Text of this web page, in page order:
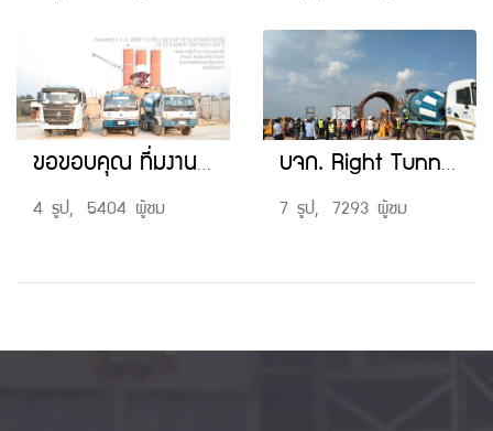
ขอขอบคุณ ที่มงาน แทรกโก้ คอนกรีต ที่ให้ความไว้วางใจ ใช้บริการ เช่ารถ Ready MIX พร้อมคนขับ สำหรับหน่วย ฉะเชิงเทรา
4 รูป, 5404 ผู้ชม
บจก. Right Tunnelling
7 รูป, 7293 ผู้ชม